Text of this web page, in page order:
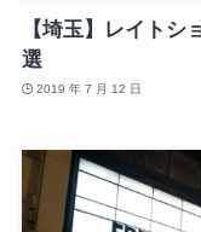
【埼玉】レイト
選
2019 年 7 月 12 日